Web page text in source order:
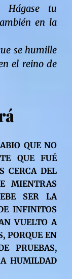
tu
en la
se humille
el reino de
QUE NO
QUE FUÉ
CERCA DEL
MIENTRAS
SER LA
INFINITOS
VUELTO A
PORQUE EN
PRUEBAS,
HUMILDAD